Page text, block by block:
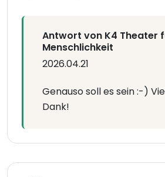
Antwort von K4 Theater
Menschlichkeit
2026.04.21
Genauso soll es sein :-)
Dank!